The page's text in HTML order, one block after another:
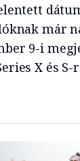
már
9-i
X és